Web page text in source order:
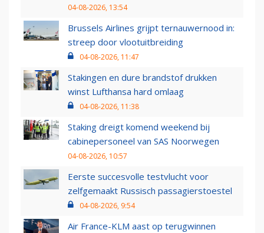
04-08-2026, 13:54
Brussels Airlines grijpt ternauwernood in:
streep door vlootuitbreiding
04-08-2026, 11:47
Stakingen en dure brandstof drukken
winst Lufthansa hard omlaag
04-08-2026, 11:38
Staking dreigt komend weekend bij
cabinepersoneel van SAS Noorwegen
04-08-2026, 10:57
Eerste succesvolle testvlucht voor
zelfgemaakt Russisch passagierstoestel
04-08-2026, 9:54
Air France-KLM aast op terugwinnen